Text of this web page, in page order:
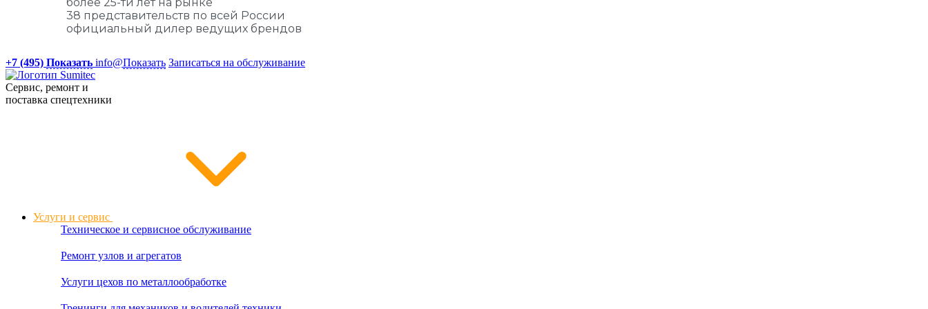
38 представительств по всей России
официальный дилер ведущих брендов
+7 (495) Показать info@Показать Записаться на обслуживание
Сервис, ремонт и
поставка спецтехники
Услуги и сервис
Техническое и сервисное обслуживание
Ремонт узлов и агрегатов
Услуги цехов по металлообработке